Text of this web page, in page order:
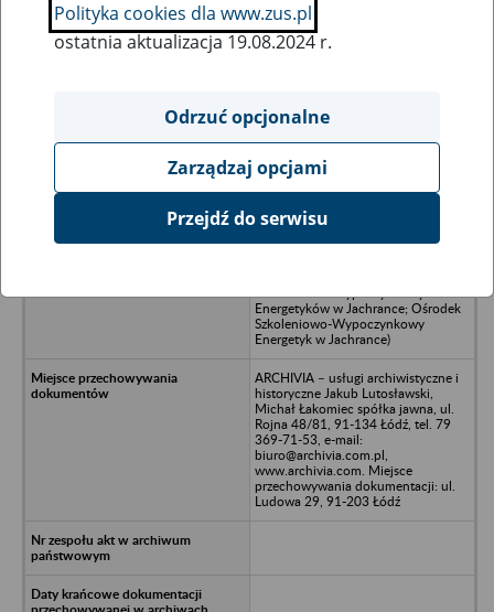
Ukryj wszystkie pozycje bazy
Ośrodek Konferencyjno-Rekreacyjny
Energetyków w Jachrance; Ośrodek
Szkoleniowo-Wypoczynkowy
Energetyk w Jachrance)
ARCHIVIA – usługi archiwistyczne i
historyczne Jakub Lutosławski,
Michał Łakomiec spółka jawna, ul.
Rojna 48/81, 91-134 Łódź, tel. 79
369-71-53, e-mail:
biuro@archivia.com.pl,
www.archivia.com. Miejsce
przechowywania dokumentacji: ul.
Ludowa 29, 91-203 Łódź
Polityka cookies dla www.zus.pl
ostatnia aktualizacja 19.08.2024 r.
Odrzuć opcjonalne
Zarządzaj opcjami
Przejdź do serwisu